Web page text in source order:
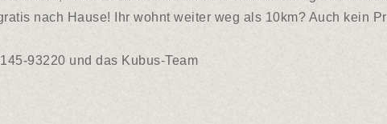
nach Hause! Ihr wohnt weiter weg als 10km? Auch kein
93220 und das Kubus-Team